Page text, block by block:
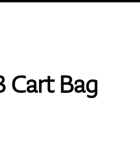
Cart Bag